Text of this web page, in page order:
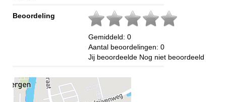
Beoordeling
Gemiddeld: 0
Aantal beoordelingen: 0
Jij beoordeelde Nog niet beoordeeld